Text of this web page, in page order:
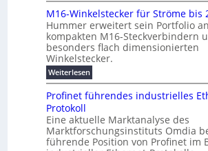
o
u
n
d
w
e
n
i
e
r
B
e
r
g
i
e
l
ö
u
n
g
l
a
s
t
s
c
h
a
t
l
e
2
6
E
u
r
o
p
e
a
E
e
n
f
ü
r
e
ff
i
z
i
e
t
e
r
e
h
s
t
u
m
v
o
n
ü
b
e
2
0
%
ö
r
n
T
w
i
e
h
a
w
i
r
M16-Winkelstecker für Ströme bis
Hummer erweitert sein Portfolio an
kompakten M16-Steckverbindern
besonders flach dimensionierten
Winkelstecker.
Weiterlesen:
M
1
6
W
i
n
k
Profinet führendes industrielles
Protokoll
Eine aktuelle Marktanalyse des
Marktforschungsinstituts Omdia
führende Position von Profinet im